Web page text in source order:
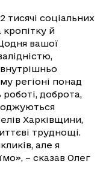
тисячі соціальних
й
вашої
регіоні понад
доброта,
Харківщини,
труднощі.
але я
– сказав Олег